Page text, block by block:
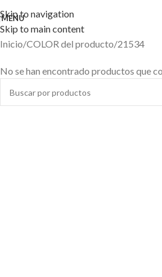
Skip to navigation
Skip to main content
MENU
Inicio COLOR del producto 21534
No se han encontrado productos que